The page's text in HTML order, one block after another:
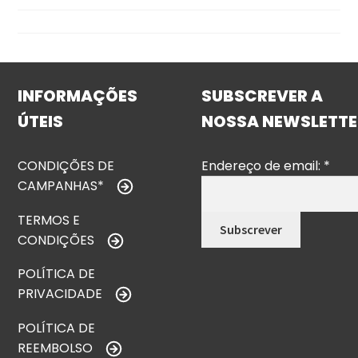
INFORMAÇÕES
ÚTEIS
CONDIÇÕES DE
CAMPANHAS*
TERMOS E
CONDIÇÕES
POLÍTICA DE
PRIVACIDADE
POLÍTICA DE
REEMBOLSO
SUBSCREVER A
NOSSA
Endereço de email: *